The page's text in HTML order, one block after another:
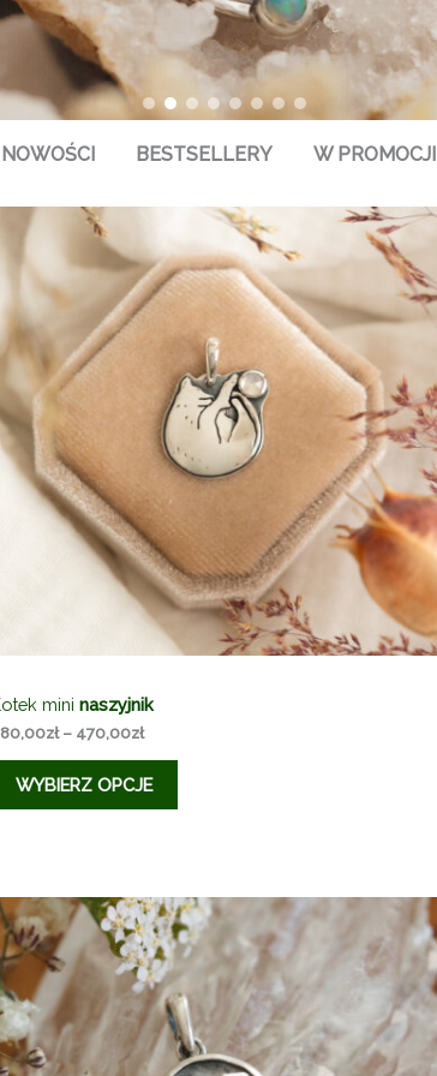
NOWOŚCI BESTSELLERY W PROMOCJI
mininaszyjnik
zł – 470,00złZakres
od
380,00zł
do
WYBIERZ OPCJE